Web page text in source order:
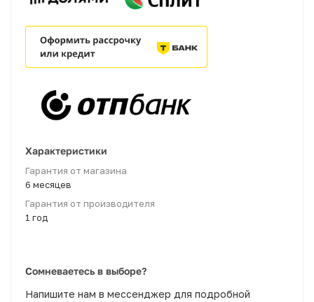
Характеристики
Гарантия от магазина
6 месяцев
Гарантия от производителя
1 год
Сомневаетесь в выборе?
Напишите нам в мессенджер для подробной